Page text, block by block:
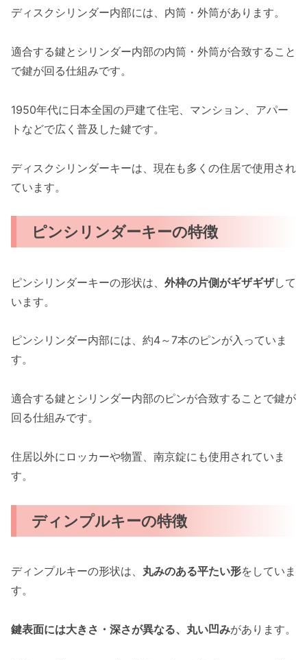
ディスクシリンダー内部には、内筒・外筒があります。
適合する鍵とシリンダー内部の内筒・外筒が合致すること
で鍵が回る仕組みです。
1950年代に日本全国の戸建て住宅、マンション、アパー
トなどで広く普及した鍵です。
ディスクシリンダーキーは、現在も多くの住居で使用され
ています。
ピンシリンダーキーの特徴
ピンシリンダーキーの形状は、 外枠の片側がギザギザして
います。
ピンシリンダー内部には、約4～7本のピンが入っていま
す。
適合する鍵とシリンダー内部のピンが合致することで鍵が
回る仕組みです。
住居以外にロッカーや物置、南京錠にも使用されていま
す。
ディンプルキーの特徴
ディンプルキーの形状は、 丸みのある平たい形をしていま
す。
鍵表面には大きさ・深さが異なる、丸い凹みがあります。